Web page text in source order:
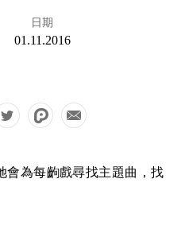
日期
01.11.2016
會為每齣戲尋找主題曲，找